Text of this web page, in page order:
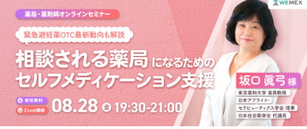
３月22日から一般流通が開始されることに伴い、国購入分の配分は３
月28日15時までの発注をもって終了とするとしている。